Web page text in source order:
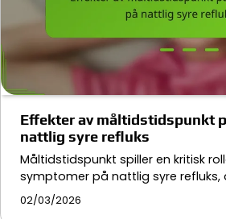
Effekter av måltidstidspunkt
nattlig syre refluks
Måltidstidspunkt spiller en kritisk
symptomer på nattlig syre refluks,
02/03/2026